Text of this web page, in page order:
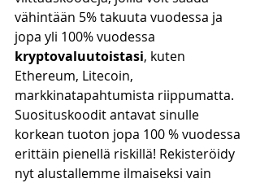
vähintään 5% takuuta vuodessa ja
jopa yli 100% vuodessa
kryptovaluutoistasi, kuten
Ethereum, Litecoin,
markkinatapahtumista riippumatta.
Suosituskoodit antavat sinulle
korkean tuoton jopa 100 % vuodessa
erittäin pienellä riskillä! Rekisteröidy
nyt alustallemme ilmaiseksi vain